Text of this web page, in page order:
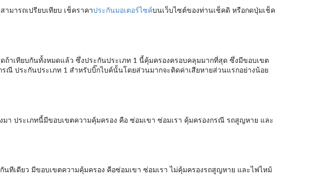
มารถเปรียบเทียบ เช็คราคาประกันมอเตอร์ไซค์บนเว็บไซต์ของท่านเช็คดิ หรือกดปุ่มเช็ค
าเทียบกันทั้งหมดแล้ว ซึ่งประกันประเภท 1 นี้คุ้มครองครอบคลุมมากที่สุด ซึ่งมีขอบเขต
ประกันประเภท 1 สำหรับบิ๊กไบค์นั้นโดยส่วนมากจะติดค่าเสียหายส่วนแรกอย่างน้อย
า ประเภทนี้มีขอบเขตความคุ้มครอง คือ ซ่อมเขา ซ่อมเรา คุ้มครองกรณี รถสูญหาย และ
ทีเดียว มีขอบเขตความคุ้มครอง คือซ่อมเขา ซ่อมเรา ไม่คุ้มครองรถสูญหาย และไฟไหม้